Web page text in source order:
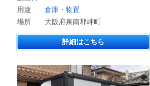
用途
倉庫・物置
場所
大阪府泉南郡岬町
詳細はこちら